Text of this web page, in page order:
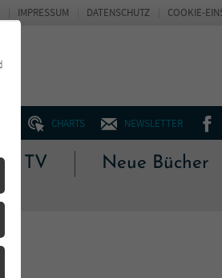
CHARTS NEWSLETTER
& TV Neue Bücher
IMPRESSUM DATENSCHUTZ COOKIE-